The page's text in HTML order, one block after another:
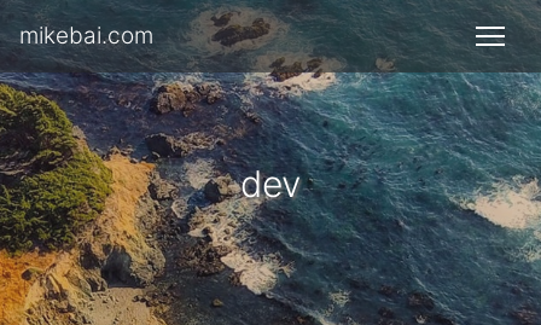
mikebai.com
dev